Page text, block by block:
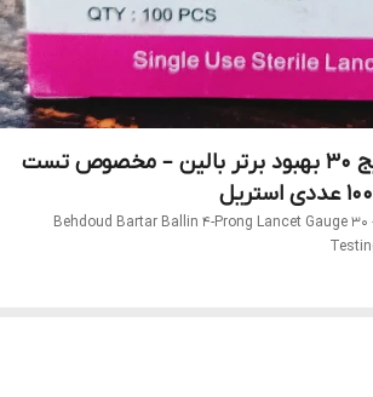
لانست چهارپر گیج 30 بهبود برتر بالین – مخصوص تست
Behdoud Bartar Ballin 4-Prong Lancet Gauge